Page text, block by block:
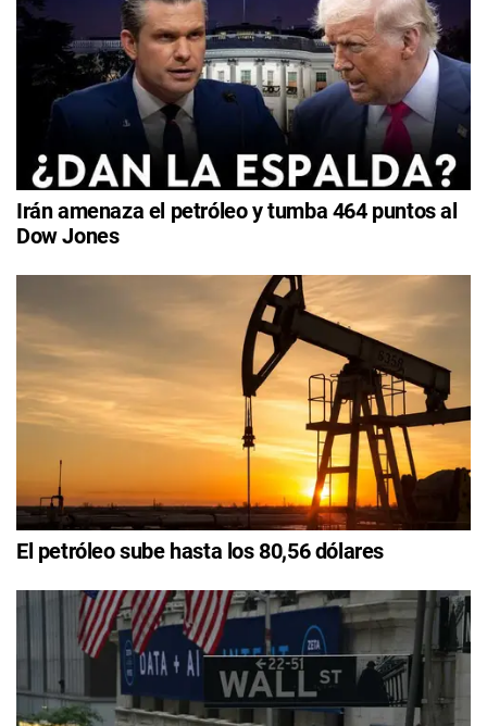
Irán amenaza el petróleo y tumba 464 puntos al
Dow Jones
El petróleo sube hasta los 80,56 dólares